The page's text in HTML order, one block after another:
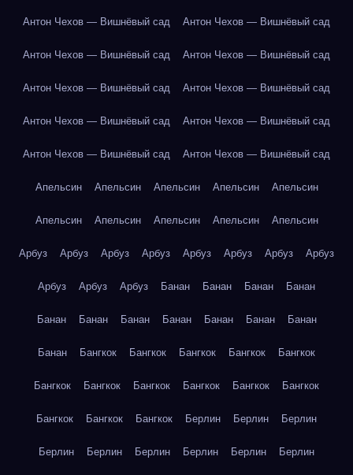
Антон Чехов — Вишнёвый сад Антон Чехов — Вишнёвый сад
Антон Чехов — Вишнёвый сад Антон Чехов — Вишнёвый сад
Антон Чехов — Вишнёвый сад Антон Чехов — Вишнёвый сад
Антон Чехов — Вишнёвый сад Антон Чехов — Вишнёвый сад
Антон Чехов — Вишнёвый сад Антон Чехов — Вишнёвый сад
Апельсин Апельсин Апельсин Апельсин Апельсин
Апельсин Апельсин Апельсин Апельсин Апельсин
Арбуз Арбуз Арбуз Арбуз Арбуз Арбуз Арбуз Арбуз
Арбуз Арбуз Арбуз Банан Банан Банан Банан
Банан Банан Банан Банан Банан Банан Банан
Банан Бангкок Бангкок Бангкок Бангкок Бангкок
Бангкок Бангкок Бангкок Бангкок Бангкок Бангкок
Бангкок Бангкок Бангкок Берлин Берлин Берлин
Берлин Берлин Берлин Берлин Берлин Берлин